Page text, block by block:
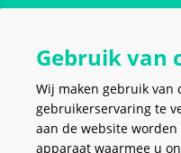
Contact
Social media
Gebruik van
Wij maken gebruik van
gebruikerservaring te
aan de website
apparaat waarmee u